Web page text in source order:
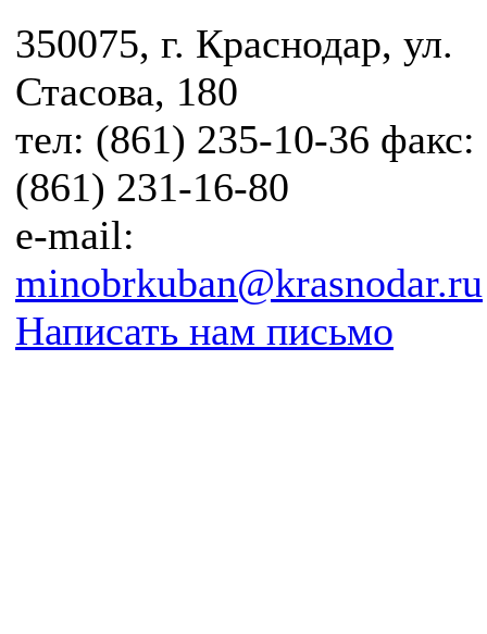
350075, г. Краснодар, ул.
Стасова, 180
тел: (861) 235-10-36 факс:
(861) 231-16-80
e-mail:
minobrkuban@krasnodar.ru
Написать нам письмо